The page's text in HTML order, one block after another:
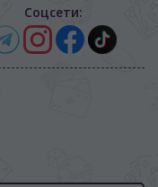
Соцсети: